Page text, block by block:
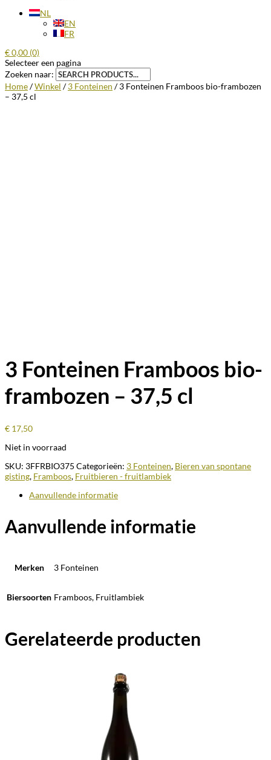
NL
EN
FR
€0,00 (0)
Selecteer een pagina
Zoeken naar:
Home/Winkel /3 Fonteinen / 3 Fonteinen Framboos bio-frambozen
– 37,5 cl
3 Fonteinen Framboos bio-
frambozen – 37,5 cl
€ 17,50
Niet in voorraad
SKU: 3FFRBIO375 Categorieën: 3 Fonteinen, Bieren van spontane
gisting, Framboos, Fruitbieren - fruitlambiek
Aanvullende informatie
Aanvullende informatie
Merken 3 Fonteinen
Biersoorten Framboos, Fruitlambiek
Gerelateerde producten